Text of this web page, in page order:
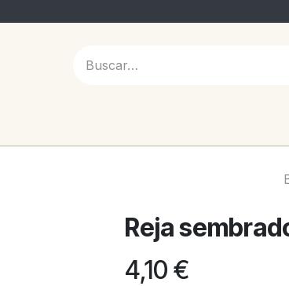
Reja
4,10 €